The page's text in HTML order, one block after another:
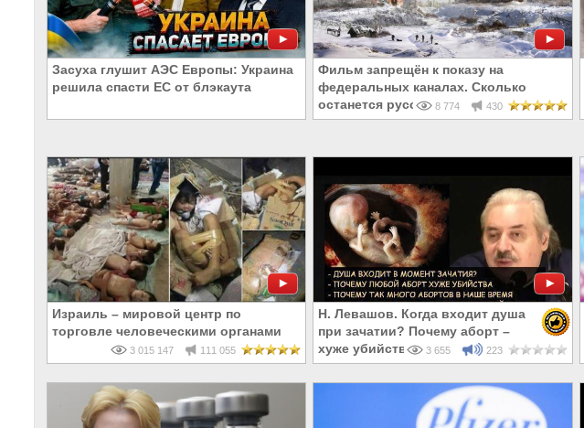
Засуха глушит АЭС Европы: Украина
решила спасти ЕС от блэкаута
Фильм запрещён к показу на
федеральных каналах. Сколько
останется русских в 2050 году?
8 774 430
Израиль – мировой центр по
торговле человеческими органами
3 015 147 111 055
Н. Левашов. Когда входит душа
при зачатии? Почему аборт –
хуже убийства? 18+
3 655 223